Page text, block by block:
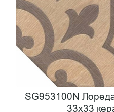
SG953100N
33x33